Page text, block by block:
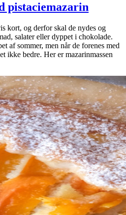
pistaciemazarin
kort, og derfor skal de nydes og
salater eller dyppet i chokolade.
af sommer, men når de forenes med
ikke bedre. Her er mazarinmassen